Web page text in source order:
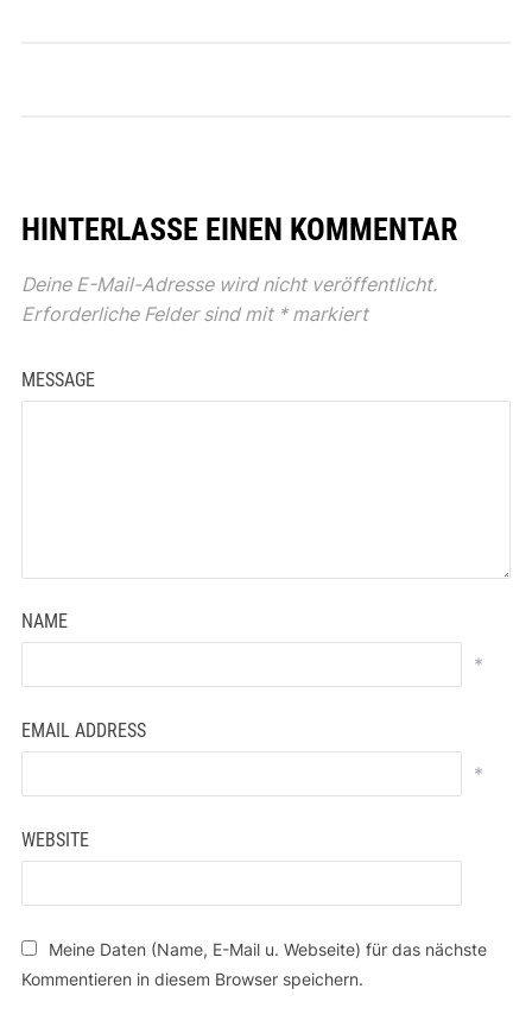
HINTERLASSE EINEN KOMMENTAR
Deine E-Mail-Adresse wird nicht veröffentlicht.
Erforderliche Felder sind mit *markiert
MESSAGE
NAME
*
EMAIL ADDRESS
*
WEBSITE
Meine Daten (Name, E-Mail u. Webseite) für das nächste
Kommentieren in diesem Browser speichern.